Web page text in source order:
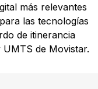
más relevantes
las tecnologías
de itinerancia
de Movistar.